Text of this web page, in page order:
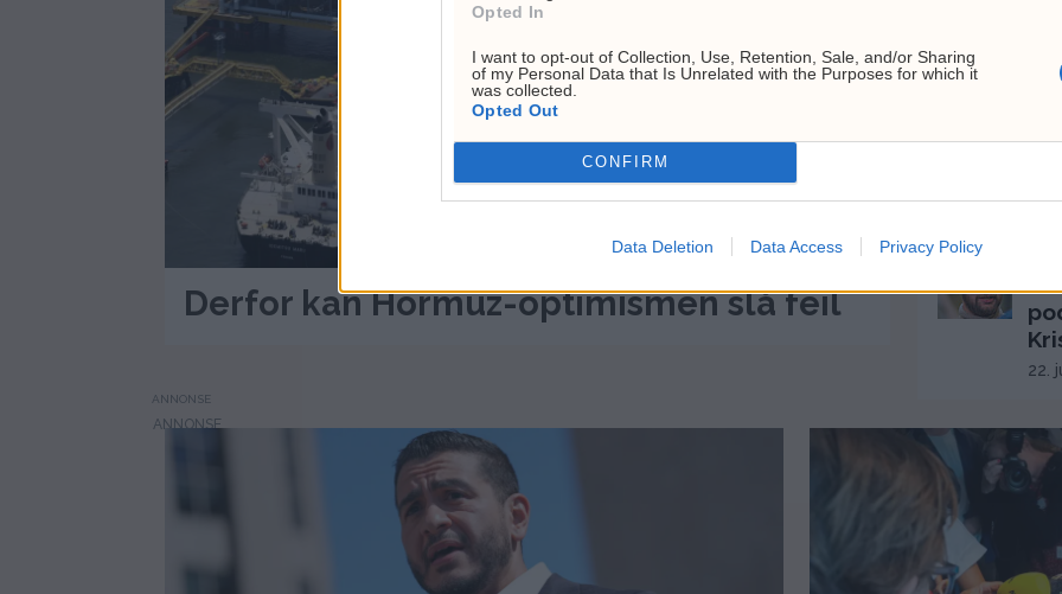
Opted In
I want to opt-out of Collection, Use, Retention, Sale, and/or Sharing
of my Personal Data that Is Unrelated with the Purposes for which it
was collected.
Opted Out
CONFIRM
Data Deletion Data Access Privacy Policy
Derfor kan Hormuz-optimismen slå feil
22.
ANNONSE